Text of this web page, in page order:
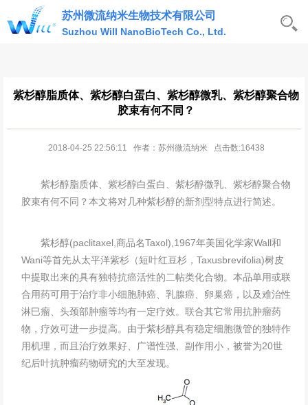
苏州微流纳米生物技术有限公司
Suzhou Will NanoBioTech Co., Ltd.
紫杉醇脂质体、紫杉醇白蛋白、紫杉醇微乳、紫杉醇聚合物
胶束有何不同？
2018-04-25 22:56:11 作者：苏州微流纳米 点击数:16438
紫杉醇脂质体、紫杉醇白蛋白、紫杉醇微乳、紫杉醇聚合物
胶束有何不同？本文将对几种紫杉醇的新剂型特点进行简述。
紫杉醇(paclitaxel,商品名Taxol),1967年美国化学家Wall和
Wani等首先从太平洋紫杉（短叶红豆杉，Taxusbrevifolia)树皮
中提取出来的具有独特抗癌活性的二帖类化合物。本品单用或联
合用药可用于治疗非小细胞肺癌、乳腺癌、卵巢癌，以及难治性
淋巳瘤、头颈部肿瘤等均有一定疗效。联合其它常用抗肿瘤药
物，疗效可进一步提高。由于紫杉醇具有稳定细胞微管的独特作
用机理，而且治疗效果好、广谱性强、副作用小，被誉为20世
纪后叶抗肿瘤药物研究的大至发现。